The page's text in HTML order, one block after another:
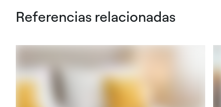
Referencias relacionadas